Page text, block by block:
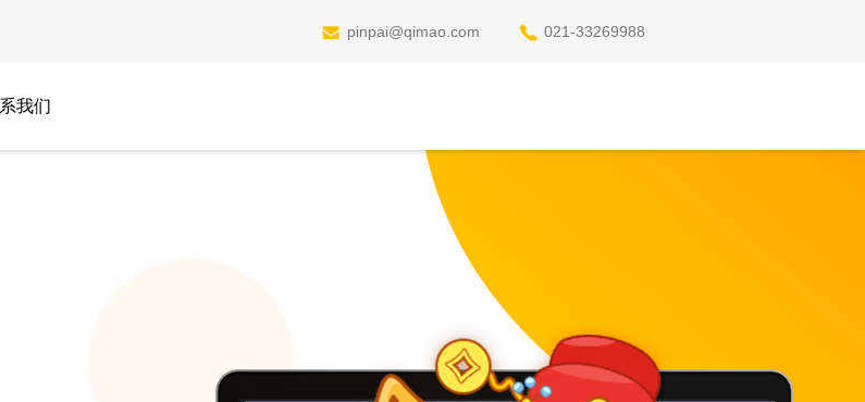
pinpai@qimao.com 021-33269988
我们